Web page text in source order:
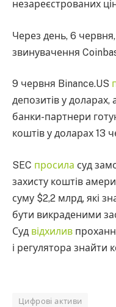
незареєстрованих
Через день, 6
звинувачення
9 червня Binance.US
депозитів у
банки-партнери
коштів у доларах 13
SEC просила суд
захисту коштів
суму $2,2 млрд, які
бути викраденими
Суд відхилив
і регулятора знайти
Цифрові активи